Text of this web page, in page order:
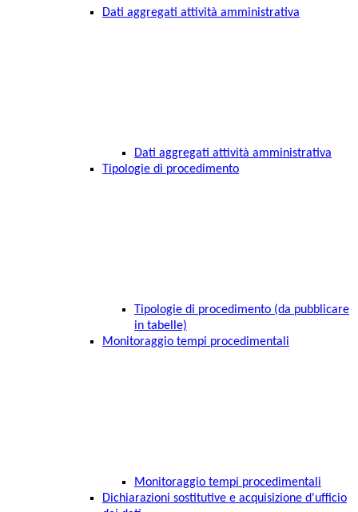
Dati aggregati attività amministrativa
Dati aggregati attività amministrativa
Tipologie di procedimento
Tipologie di procedimento (da pubblicare
in tabelle)
Monitoraggio tempi procedimentali
Monitoraggio tempi procedimentali
Dichiarazioni sostitutive e acquisizione d'ufficio